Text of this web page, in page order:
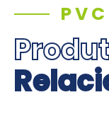
PVC